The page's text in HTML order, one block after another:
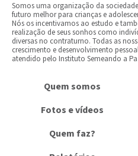
Somos uma organização da
futuro melhor para crianças e
Nós os​ ​incentivamos​ ​ao estudo e​
realização de seus sonhos como
diversas no contraturno. Todas as
crescimento e desenvolvimento
atendid​o pelo Instituto​ ​Semeando a
Quem somos
Fotos e vídeos
Quem faz?